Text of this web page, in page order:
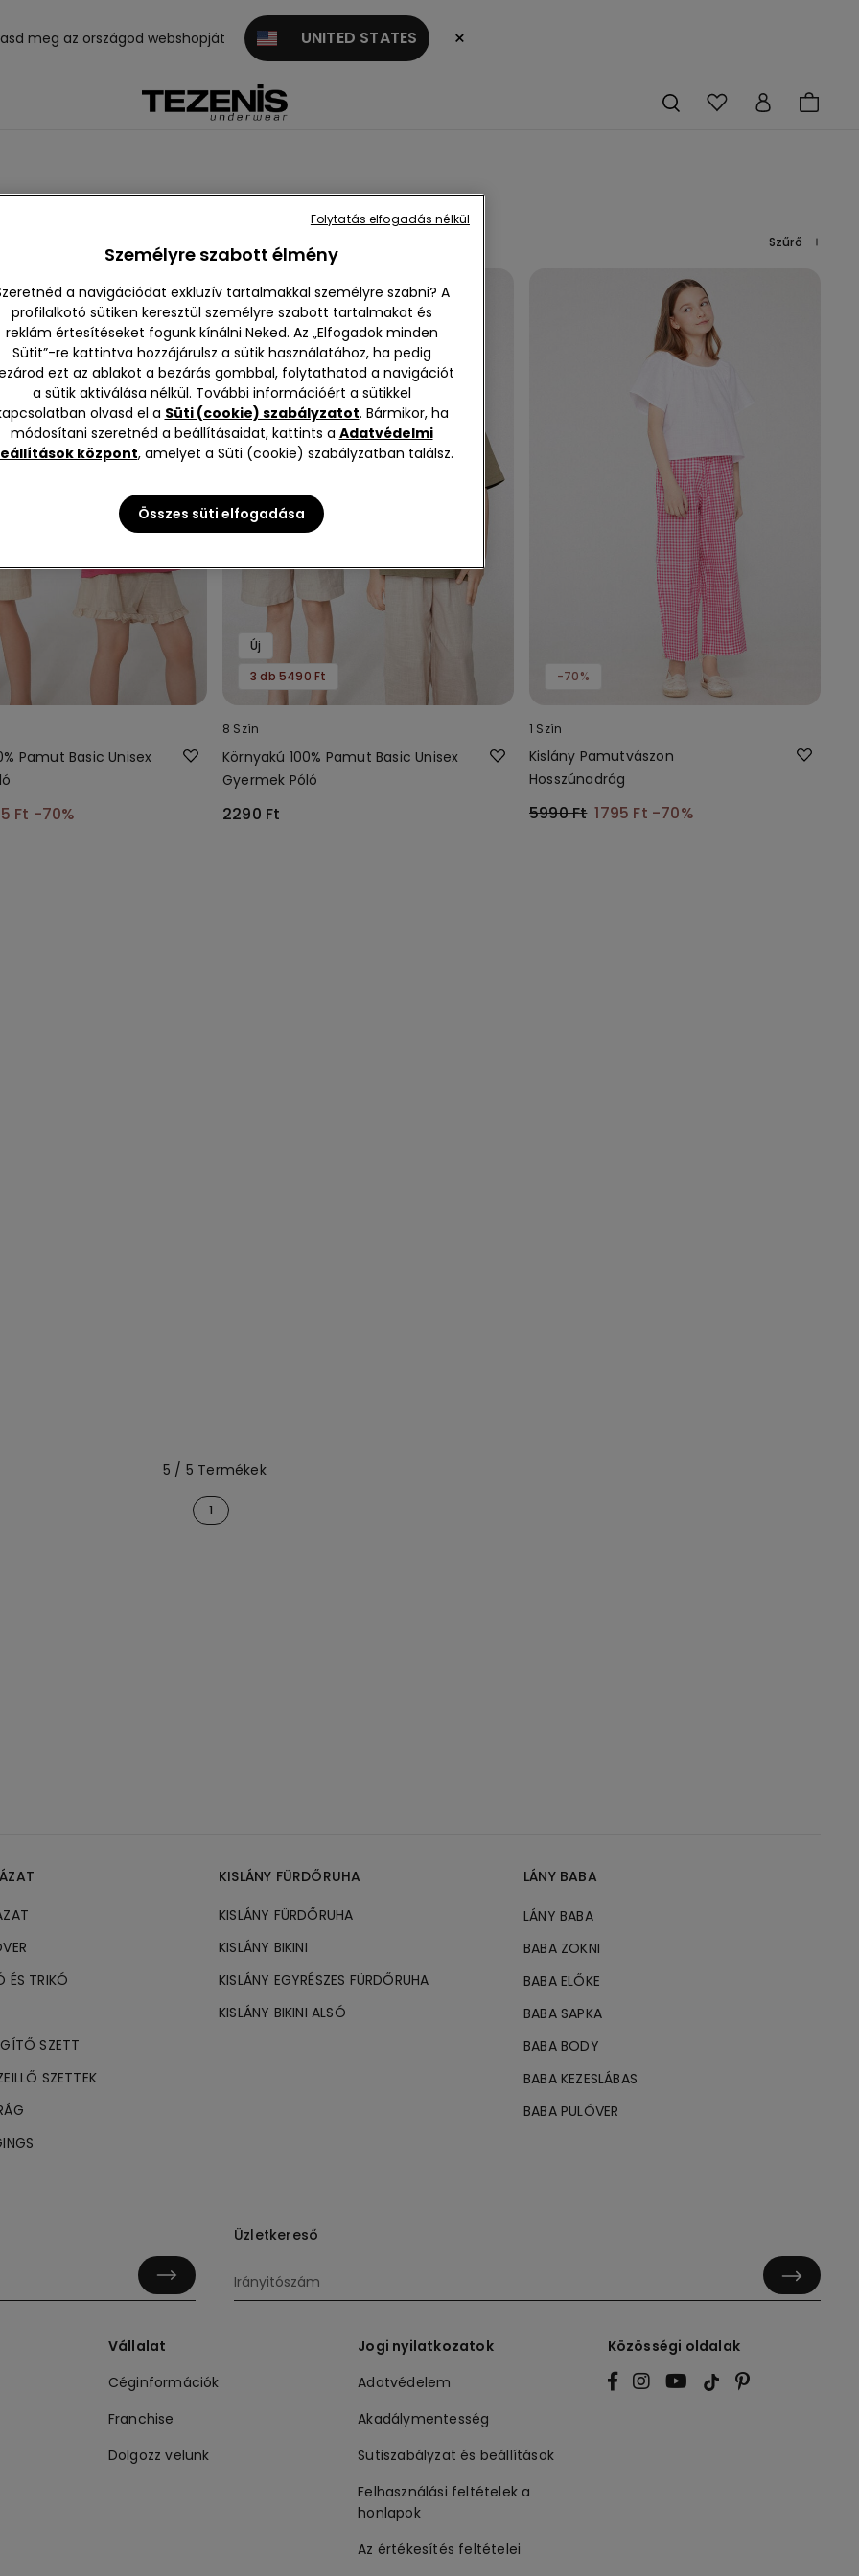
meg az országod webshopját UNITED STATES ×
Szűrő
Pamut Basic Unisex
Ft -70%
Új
3 db 5490 Ft
8 Szín
Környakú 100% Pamut Basic Unisex
Gyermek Póló
2290 Ft
-70%
1 Szín
Kislány Pamutvászon
Hosszúnadrág
5990 Ft 1795 Ft -70%
5 / 5 Termékek
1
ÉS TRIKÓ
SZETT
SZETTEK
KISLÁNY FÜRDŐRUHA
KISLÁNY FÜRDŐRUHA
KISLÁNY BIKINI
KISLÁNY EGYRÉSZES FÜRDŐRUHA
KISLÁNY BIKINI ALSÓ
LÁNY BABA
LÁNY BABA
BABA ZOKNI
BABA ELŐKE
BABA SAPKA
BABA BODY
BABA KEZESLÁBAS
BABA PULÓVER
Üzletkereső
Vállalat
Céginformációk
Franchise
Dolgozz velünk
Jogi nyilatkozatok
Adatvédelem
Akadálymentesség
Sütiszabályzat és beállítások
Felhasználási feltételek a
honlapok
Az értékesítés feltételei
Közösségi oldalak
Személyre szabott élmény
a navigációdat exkluzív tartalmakkal személyre szabni? A
profilalkotó sütiken keresztül személyre szabott tartalmakat és
reklám értesítéseket fogunk kínálni Neked. Az „Elfogadok minden
Sütit”-re kattintva hozzájárulsz a sütik használatához, ha pedig
ezt az ablakot a bezárás gombbal, folytathatod a navigációt
a sütik aktiválása nélkül. További információért a sütikkel
olvasd el a Süti (cookie) szabályzatot. Bármikor, ha
módosítani szeretnéd a beállításaidat, kattints a Adatvédelmi
központ, amelyet a Süti (cookie) szabályzatban találsz.
Összes süti elfogadása
Folytatás elfogadás nélkül